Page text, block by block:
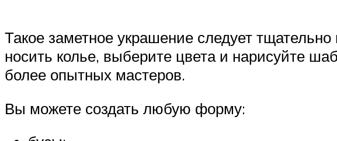
Такое заметное украшение следует
носить колье, выберите цвета и нарисуйте
более опытных мастеров.
Вы можете создать любую форму: